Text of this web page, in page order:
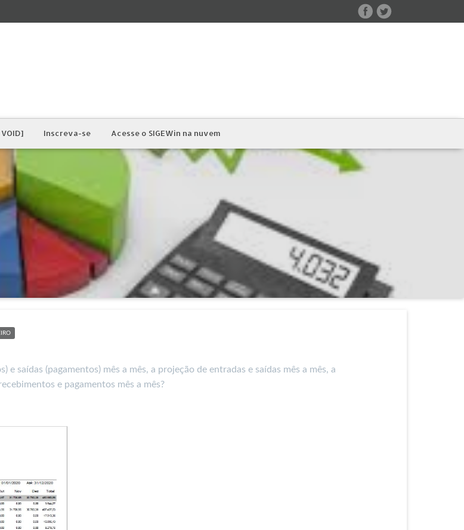
Inscreva-se Acesse o SIGEWin na nuvem
saídas (pagamentos) mês a mês, a projeção de entradas e saídas mês a mês, a
e pagamentos mês a mês?